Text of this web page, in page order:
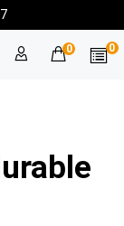
0 0